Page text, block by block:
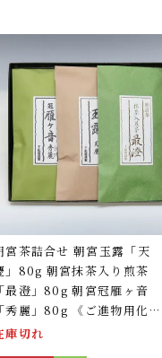
宮茶詰合せ 朝宮玉露「天
」80g 朝宮抹茶入り煎茶
「最澄」80g 朝宮冠雁ヶ音
「秀麗」80g 《ご進物用化粧
（平ケース）3袋詰合せ》
庫切れ